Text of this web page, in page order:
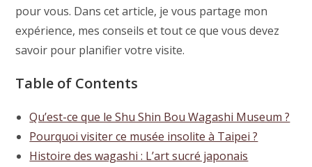
pour vous. Dans cet article, je vous partage mon
expérience, mes conseils et tout ce que vous devez
savoir pour planifier votre visite.
Table of Contents
Qu’est-ce que le Shu Shin Bou Wagashi Museum ?
Pourquoi visiter ce musée insolite à Taipei ?
Histoire des wagashi : L’art sucré japonais